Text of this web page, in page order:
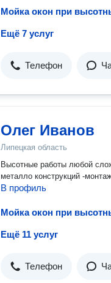
Ещё 7 услуг
Телефон
Олег Иванов
Липецкая область
Высотные работы любой сложности -покраска -
В профиль
Ещё 11 услуг
Телефон